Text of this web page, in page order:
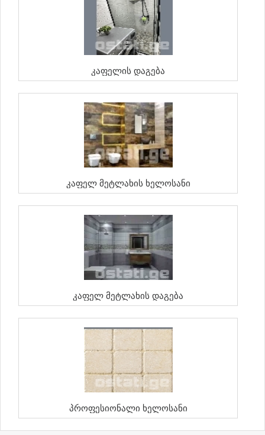
Კაფელის Დაგება
Კაფელ Მეტლახის Ხელოსანი
Კაფელ Მეტლახის Დაგება
Პროფესიონალი Ხელოსანი